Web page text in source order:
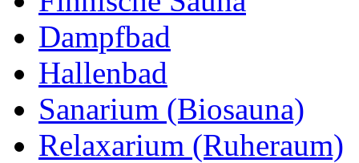
Dampfbad
Hallenbad
Sanarium (Biosauna)
Relaxarium (Ruheraum)